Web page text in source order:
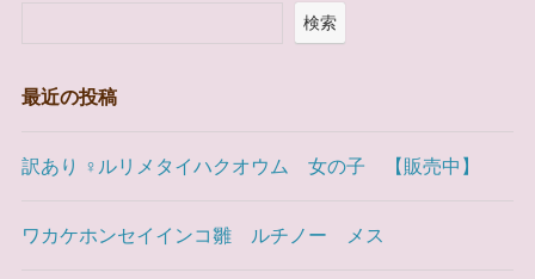
検索
最近の投稿
訳あり ♀ルリメタイハクオウム 女の子 【販売中】
ワカケホンセイインコ雛 ルチノー メス